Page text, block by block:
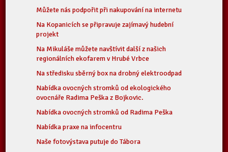
Můžete nás podpořit při nakupování na internetu
Na Kopanicích se připravuje zajímavý hudební
projekt
Na Mikuláše můžete navštívit další z našich
regionálních ekofarem v Hrubé Vrbce
Na středisku sběrný box na drobný elektroodpad
Nabídka ovocných stromků od ekologického
ovocnáře Radima Peška z Bojkovic.
Nabídka ovocných stromků od Radima Peška
Nabídka praxe na infocentru
Naše fotovýstava putuje do Tábora